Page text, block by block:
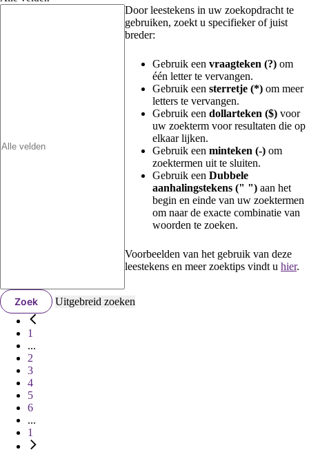
Door leestekens in uw zoekopdracht te
gebruiken, zoekt u specifieker of juist
breder:
Gebruik een vraagteken (?) om
één letter te vervangen.
Gebruik een sterretje (*) om meer
letters te vervangen.
Gebruik een dollarteken ($) voor
uw zoekterm voor resultaten die op
elkaar lijken.
Gebruik een minteken (-) om
zoektermen uit te sluiten.
Gebruik een Dubbele
aanhalingstekens (" ") aan het
begin en einde van uw zoektermen
om naar de exacte combinatie van
woorden te zoeken.
Voorbeelden van het gebruik van deze
leestekens en meer zoektips vindt u hier.
Zoek Uitgebreid zoeken
1
...
2
3
4
5
6
...
1